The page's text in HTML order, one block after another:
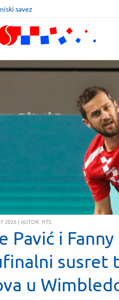
savez
| AUTOR: HTS
Pavić i
susret
u